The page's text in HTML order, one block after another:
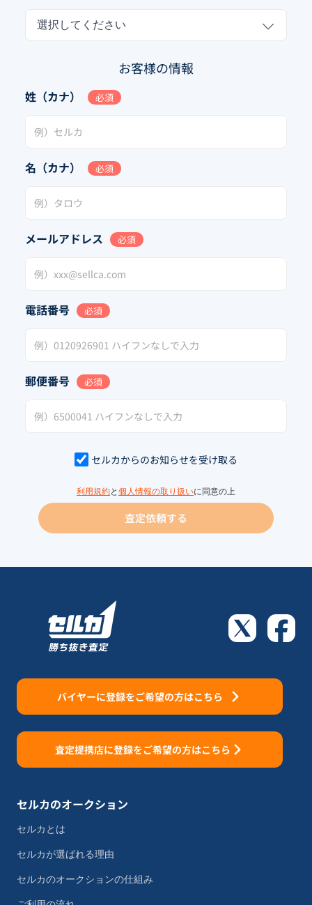
選択してください
お客様の情報
姓（カナ） 必須
名（カナ） 必須
メールアドレス 必須
電話番号 必須
郵便番号 必須
セルカからのお知らせを受け取る
利用規約と 個人情報の取り扱いに同意の上
査定依頼する
バイヤーに登録をご希望の方はこちら
査定提携店に登録をご希望の方はこちら
セルカのオークション
セルカとは
セルカが選ばれる理由
セルカのオークションの仕組み